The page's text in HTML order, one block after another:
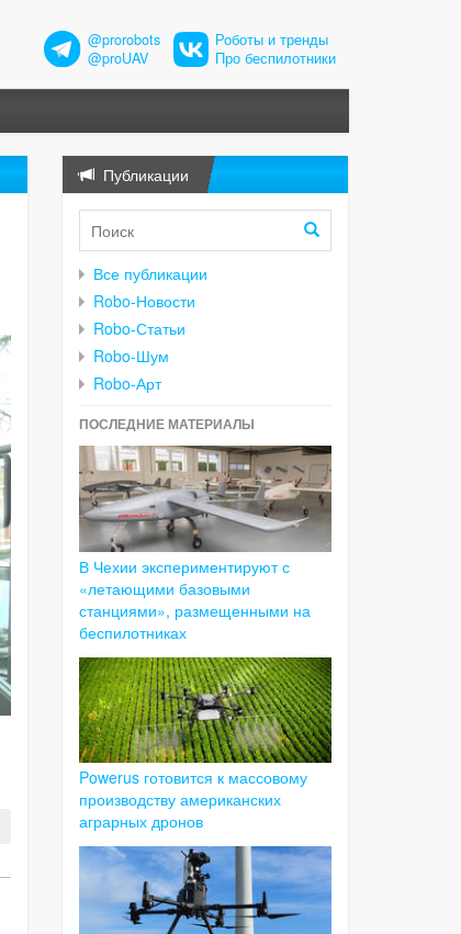
@prorobots
@proUAV
Роботы и тренды
Про беспилотники
Публикации
Все публикации
Robo-Новости
Robo-Статьи
Robo-Шум
Robo-Арт
ПОСЛЕДНИЕ МАТЕРИАЛЫ
В Чехии экспериментируют с
«летающими базовыми
станциями», размещенными на
беспилотниках
Powerus готовится к массовому
производству американских
аграрных дронов